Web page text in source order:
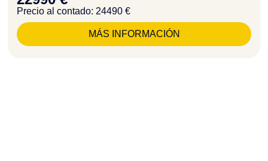
Precio al contado: 24490 €
MÁS INFORMACIÓN